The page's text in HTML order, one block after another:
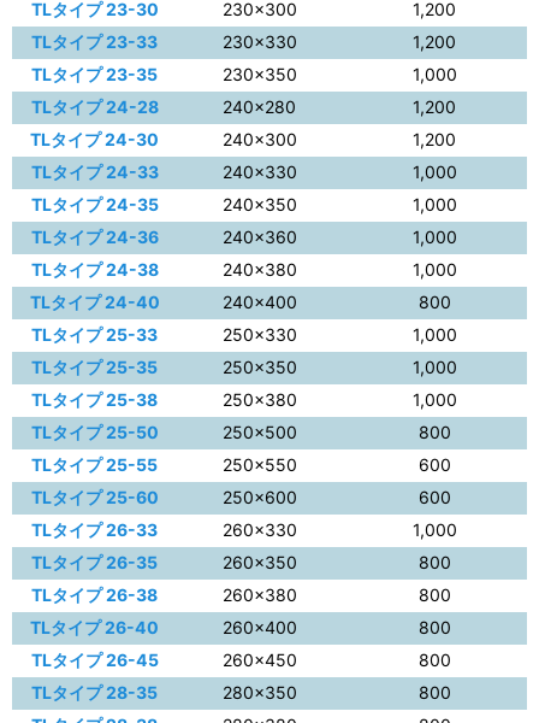
TLタイプ 23-30
230×300
1,200
TLタイプ 23-33
230×330
1,200
TLタイプ 23-35
230×350
1,000
TLタイプ 24-28
240×280
1,200
TLタイプ 24-30
240×300
1,200
TLタイプ 24-33
240×330
1,000
TLタイプ 24-35
240×350
1,000
TLタイプ 24-36
240×360
1,000
TLタイプ 24-38
240×380
1,000
TLタイプ 24-40
240×400
800
TLタイプ 25-33
250×330
1,000
TLタイプ 25-35
250×350
1,000
TLタイプ 25-38
250×380
1,000
TLタイプ 25-50
250×500
800
TLタイプ 25-55
250×550
600
TLタイプ 25-60
250×600
600
TLタイプ 26-33
260×330
1,000
TLタイプ 26-35
260×350
800
TLタイプ 26-38
260×380
800
TLタイプ 26-40
260×400
800
TLタイプ 26-45
260×450
800
TLタイプ 28-35
280×350
800